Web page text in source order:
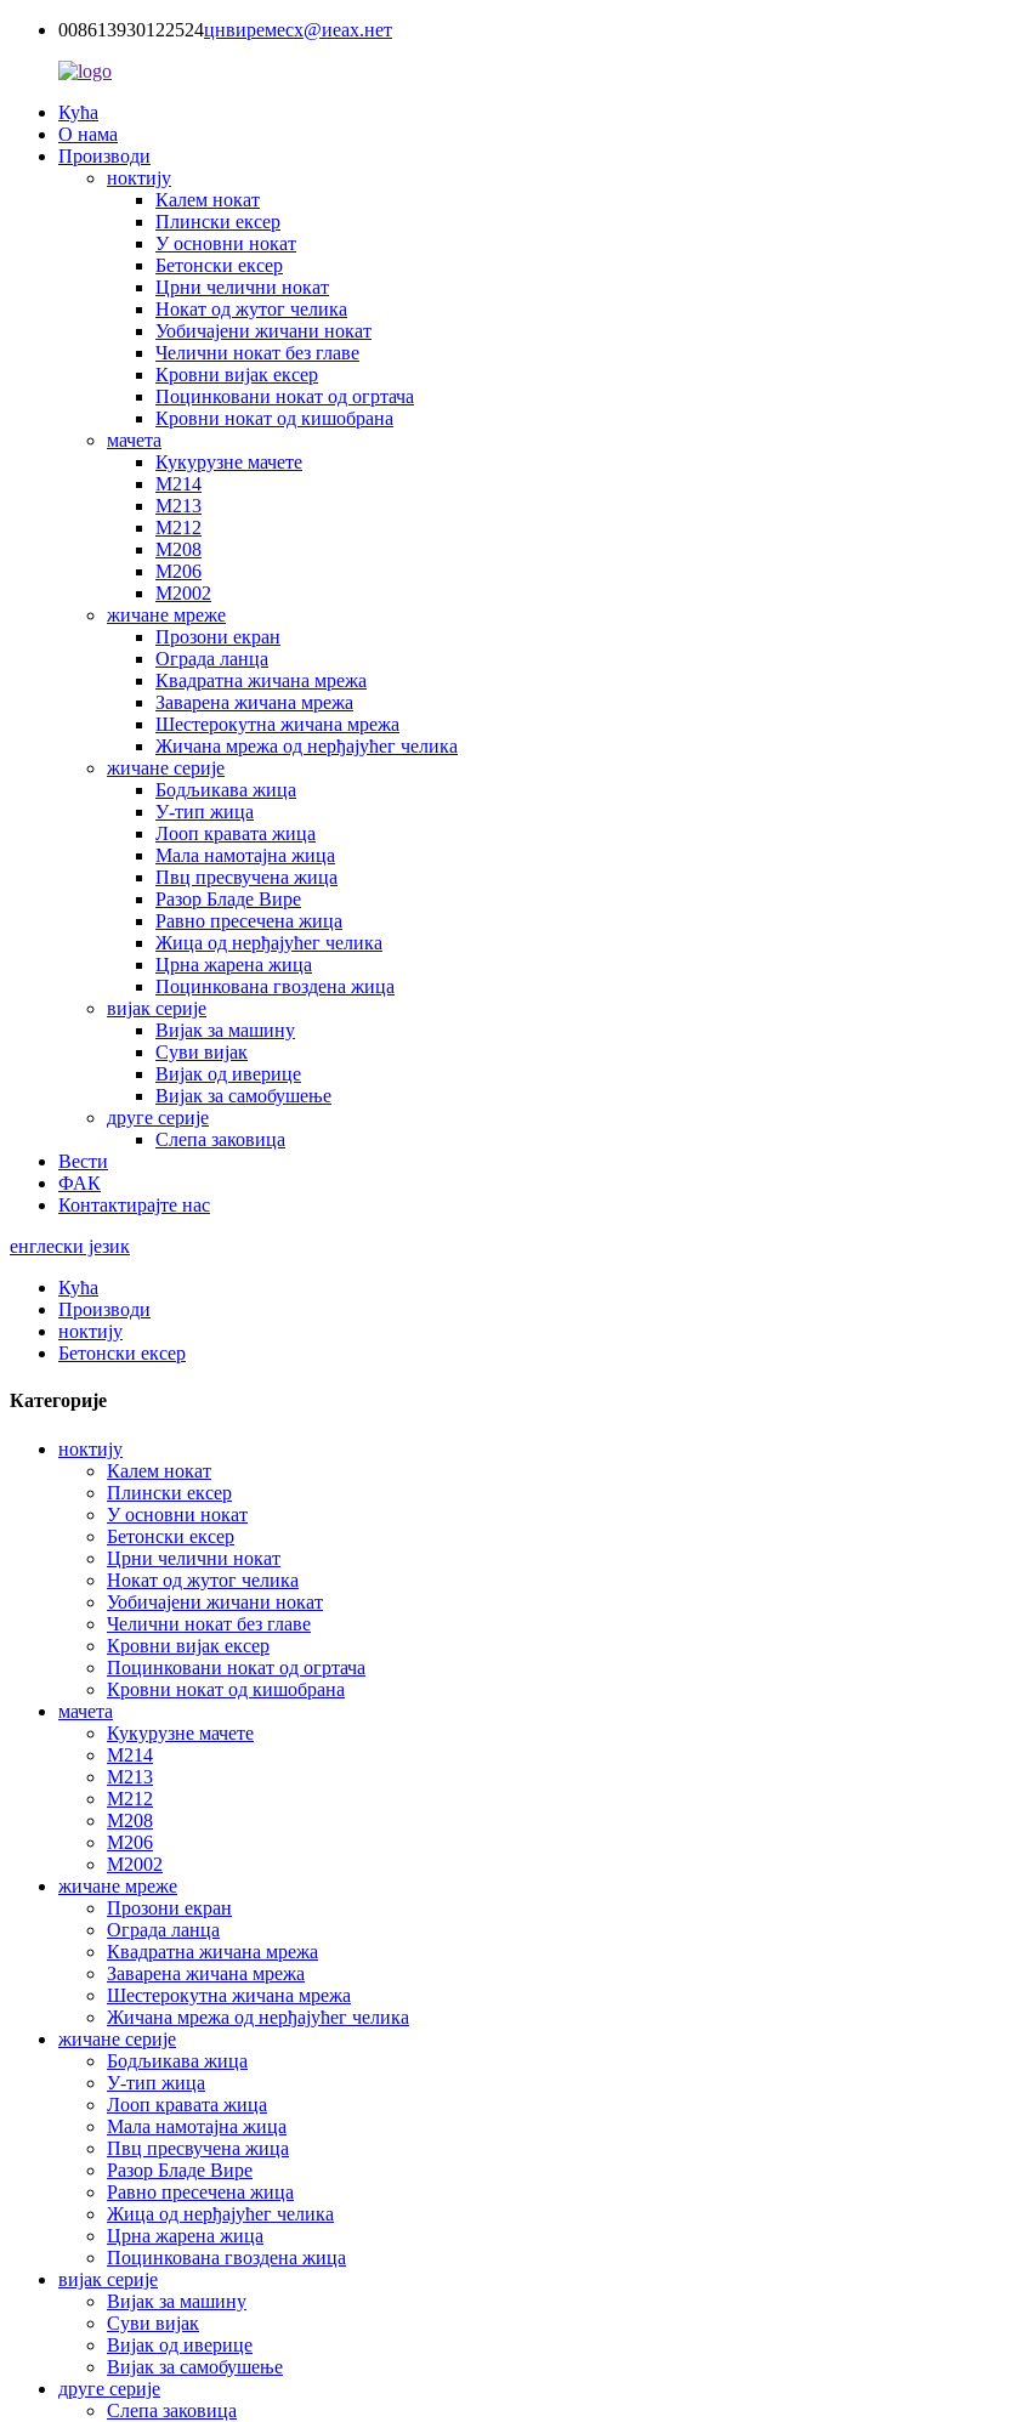
008613930122524цнвиремесх@иеах.нет
Кућа
О нама
Производи
ноктију
Калем нокат
Плински ексер
У основни нокат
Бетонски ексер
Црни челични нокат
Нокат од жутог челика
Уобичајени жичани нокат
Челични нокат без главе
Кровни вијак ексер
Поцинковани нокат од огртача
Кровни нокат од кишобрана
мачета
Кукурузне мачете
М214
М213
М212
М208
М206
М2002
жичане мреже
Прозони екран
Ограда ланца
Квадратна жичана мрежа
Заварена жичана мрежа
Шестерокутна жичана мрежа
Жичана мрежа од нерђајућег челика
жичане серије
Бодљикава жица
У-тип жица
Лооп кравата жица
Мала намотајна жица
Пвц пресвучена жица
Разор Бладе Вире
Равно пресечена жица
Жица од нерђајућег челика
Црна жарена жица
Поцинкована гвоздена жица
вијак серије
Вијак за машину
Суви вијак
Вијак од иверице
Вијак за самобушење
друге серије
Слепа заковица
Вести
ФАК
Контактирајте нас
енглески језик
Кућа
Производи
ноктију
Бетонски ексер
Категорије
ноктију
Калем нокат
Плински ексер
У основни нокат
Бетонски ексер
Црни челични нокат
Нокат од жутог челика
Уобичајени жичани нокат
Челични нокат без главе
Кровни вијак ексер
Поцинковани нокат од огртача
Кровни нокат од кишобрана
мачета
Кукурузне мачете
М214
М213
М212
М208
М206
М2002
жичане мреже
Прозони екран
Ограда ланца
Квадратна жичана мрежа
Заварена жичана мрежа
Шестерокутна жичана мрежа
Жичана мрежа од нерђајућег челика
жичане серије
Бодљикава жица
У-тип жица
Лооп кравата жица
Мала намотајна жица
Пвц пресвучена жица
Разор Бладе Вире
Равно пресечена жица
Жица од нерђајућег челика
Црна жарена жица
Поцинкована гвоздена жица
вијак серије
Вијак за машину
Суви вијак
Вијак од иверице
Вијак за самобушење
друге серије
Слепа заковица